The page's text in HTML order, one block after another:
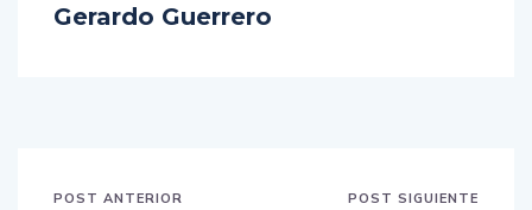
Gerardo Guerrero
POST ANTERIOR POST SIGUIENTE